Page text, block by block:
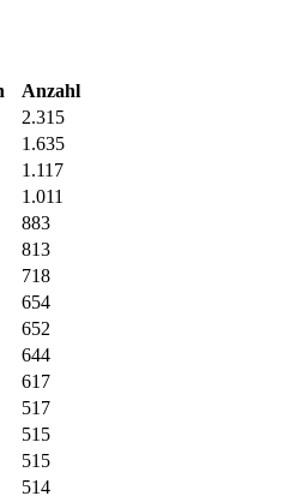
Anzahl
2.315
1.635
1.117
1.011
883
813
718
654
652
644
617
517
515
515
514